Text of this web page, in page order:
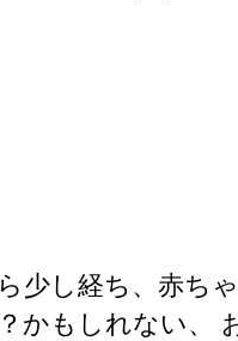
少し経ち、赤ち
かもしれない、